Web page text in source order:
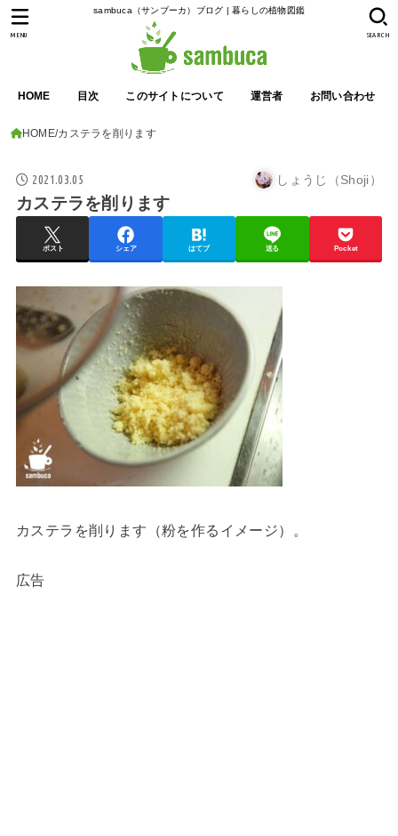
sambuca（サンブーカ）ブログ | 暮らしの植物図鑑
HOME 目次 このサイトについて 運営者 お問い合わせ
SEARCH
MENU
HOME カステラを削ります
2021.03.05 しょうじ（Shoji）
カステラを削ります
ポスト シェア はてブ 送る Pocket
カステラを削ります（粉を作るイメージ）。
広告